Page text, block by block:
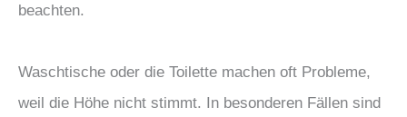
beachten.
Waschtische oder die Toilette machen oft Probleme,
weil die Höhe nicht stimmt. In besonderen Fällen sind